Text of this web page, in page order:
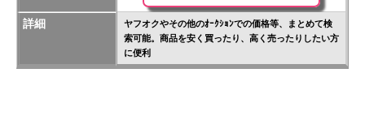
詳細
ヤフオクやその他のｵｰｸｼｮﾝでの価格等、まとめて検
索可能。商品を安く買ったり、高く売ったりしたい方
に便利